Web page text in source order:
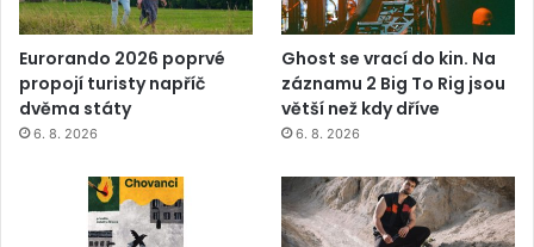
Eurorando 2026 poprvé
propojí turisty napříč
dvěma státy
6. 8. 2026
Ghost se vrací do kin. Na
záznamu 2 Big To Rig jsou
větší než kdy dříve
6. 8. 2026